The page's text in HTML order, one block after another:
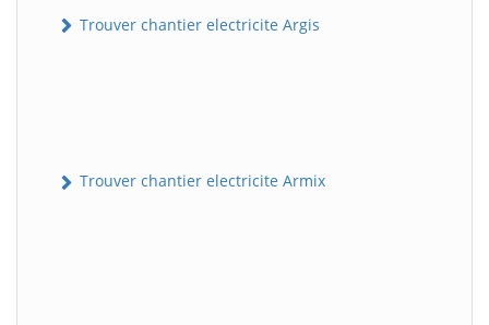
Trouver chantier electricite Argis
Trouver chantier electricite Armix